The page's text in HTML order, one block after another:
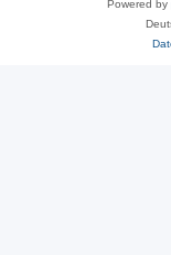
Powered by